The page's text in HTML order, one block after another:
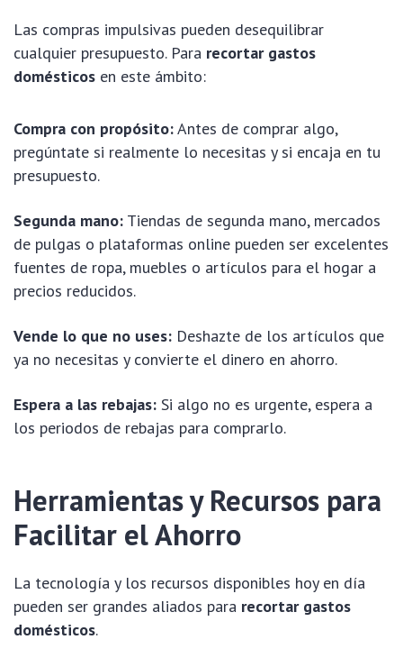
Las compras impulsivas pueden desequilibrar
cualquier presupuesto. Para recortar gastos
domésticos en este ámbito:
Compra con propósito:Antes de comprar algo,
pregúntate si realmente lo necesitas y si encaja en tu
presupuesto.
Segunda mano: Tiendas de segunda mano, mercados
de pulgas o plataformas online pueden ser excelentes
fuentes de ropa, muebles o artículos para el hogar a
precios reducidos.
Vende lo que no uses: Deshazte de los artículos que
ya no necesitas y convierte el dinero en ahorro.
Espera a las rebajas: Si algo no es urgente, espera a
los periodos de rebajas para comprarlo.
Herramientas y Recursos para
Facilitar el Ahorro
La tecnología y los recursos disponibles hoy en día
pueden ser grandes aliados para recortar gastos
domésticos.